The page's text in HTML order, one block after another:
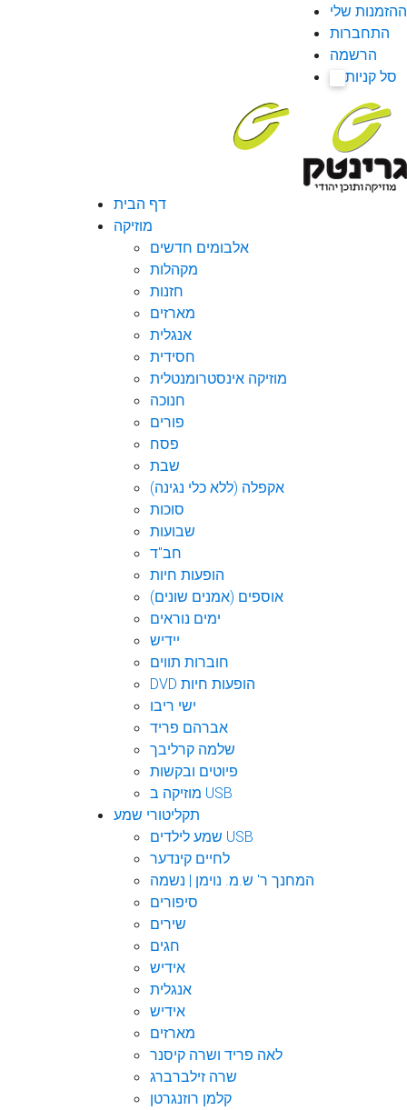
ההזמנות שלי
התחברות
הרשמה
סל קניות
דף הבית
מוזיקה
אלבומים חדשים
מקהלות
חזנות
מארזים
אנגלית
חסידית
מוזיקה אינסטרומנטלית
חנוכה
פורים
פסח
שבת
אקפלה (ללא כלי נגינה)
סוכות
שבועות
חב"ד
הופעות חיות
אוספים (אמנים שונים)
ימים נוראים
יידיש
חוברות תווים
DVD הופעות חיות
ישי ריבו
אברהם פריד
שלמה קרליבך
פיוטים ובקשות
מוזיקה ב USB
תקליטורי שמע
שמע לילדים USB
לחיים קינדער
המחנך ר' ש.מ. נוימן | נשמה
סיפורים
שירים
חגים
אידיש
אנגלית
אידיש
מארזים
לאה פריד ושרה קיסנר
שרה זילברברג
קלמן רוזנגרטן